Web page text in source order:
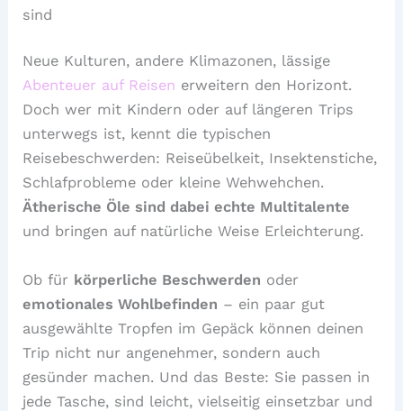
sind
Neue Kulturen, andere Klimazonen, lässige
Abenteuer auf Reisen erweitern den Horizont.
Doch wer mit Kindern oder auf längeren Trips
unterwegs ist, kennt die typischen
Reisebeschwerden: Reiseübelkeit, Insektenstiche,
Schlafprobleme oder kleine Wehwehchen.
Ätherische Öle sind dabei echte Multitalente
und bringen auf natürliche Weise Erleichterung.
Ob für körperliche Beschwerden oder
emotionales Wohlbefinden – ein paar gut
ausgewählte Tropfen im Gepäck können deinen
Trip nicht nur angenehmer, sondern auch
gesünder machen. Und das Beste: Sie passen in
jede Tasche, sind leicht, vielseitig einsetzbar und